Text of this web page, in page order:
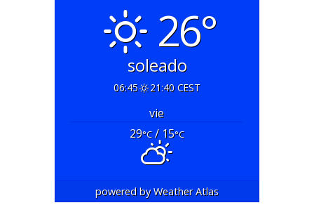
26°
soleado
06:45 21:40 CEST
vie
29°C/ 15°C
powered byWeather Atlas